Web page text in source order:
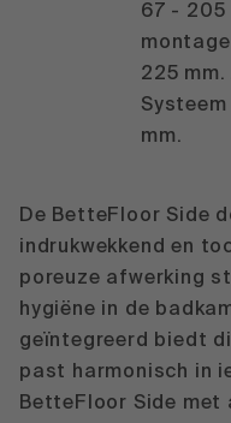
67 - 205
225
mm.
De BetteFloor Side
indrukwekkend en
poreuze afwerking
hygiëne in de
geïntegreerd biedt
past harmonisch in
BetteFloor Side